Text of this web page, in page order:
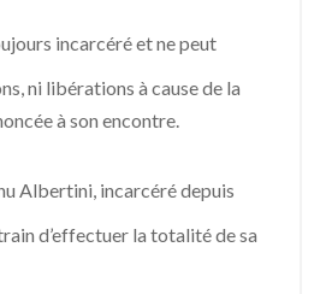
incarcéré et ne peut
ni libérations à cause de la
à son encontre.
Albertini, incarcéré depuis
d’effectuer la totalité de sa